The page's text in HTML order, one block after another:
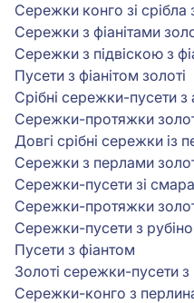
Сережки конго зі
Сережки з фіанітами
Сережки з підвіскою з
Пусети з фіанітом золоті
Срібні сережки-пусети з
Сережки-протяжки
Довгі срібні сережки із
Сережки з перлами
Сережки-пусети зі
Сережки-протяжки
Сережки-пусети з
Пусети з фіантом
Золоті сережки-пусети
Сережки-конго з